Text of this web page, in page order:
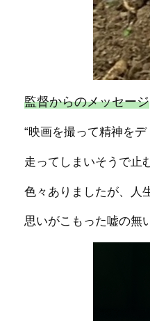
監督からのメッセージ
“映画を撮って精神を
走ってしまいそうで止
色々ありましたが、人
思いがこもった嘘の無